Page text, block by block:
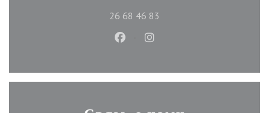
26 68 46 83
Facebook ((открывается в
Instagram ((открывается